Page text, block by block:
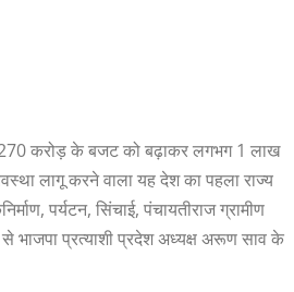
करोड़ के बजट को बढ़ाकर लगभग 1 लाख
लागू करने वाला यह देश का पहला राज्य
पर्यटन, सिंचाई, पंचायतीराज ग्रामीण
से भाजपा प्रत्याशी प्रदेश अध्यक्ष अरूण साव के